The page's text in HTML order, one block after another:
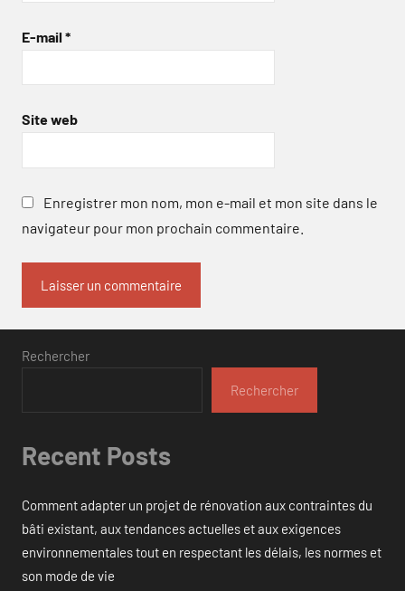
E-mail *
Site web
Enregistrer mon nom, mon e-mail et mon site dans le
navigateur pour mon prochain commentaire.
Rechercher
Rechercher
Recent Posts
Comment adapter un projet de rénovation aux contraintes du
bâti existant, aux tendances actuelles et aux exigences
environnementales tout en respectant les délais, les normes et
son mode de vie